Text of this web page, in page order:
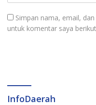
Simpan nama, email,
untuk komentar saya
InfoDaerah